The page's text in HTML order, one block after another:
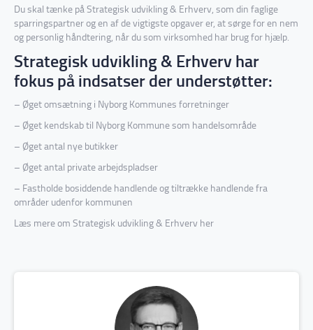
Du skal tænke på Strategisk udvikling & Erhverv, som din faglige
sparringspartner og en af de vigtigste opgaver er, at sørge for en nem
og personlig håndtering, når du som virksomhed har brug for hjælp.
Strategisk udvikling & Erhverv har
fokus på indsatser der understøtter:
– Øget omsætning i Nyborg Kommunes forretninger
– Øget kendskab til Nyborg Kommune som handelsområde
– Øget antal nye butikker
– Øget antal private arbejdspladser
– Fastholde bosiddende handlende og tiltrække handlende fra
områder udenfor kommunen
Læs mere om Strategisk udvikling & Erhverv her